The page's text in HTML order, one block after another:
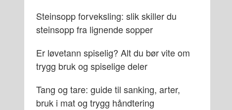
Steinsopp forveksling: slik skiller du
steinsopp fra lignende sopper
Er løvetann spiselig? Alt du bør vite om
trygg bruk og spiselige deler
Tang og tare: guide til sanking, arter,
bruk i mat og trygg håndtering